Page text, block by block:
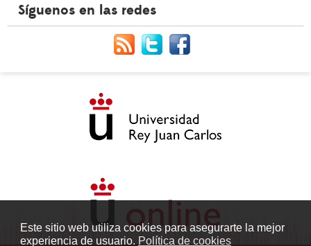
Este sitio web utiliza cookies para asegurarte la mejor
experiencia de usuario. Política de cookies
Síguenos en las redes